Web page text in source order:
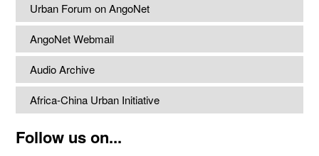
Urban Forum on AngoNet
AngoNet Webmail
Audio Archive
Africa-China Urban Initiative
Follow us on...